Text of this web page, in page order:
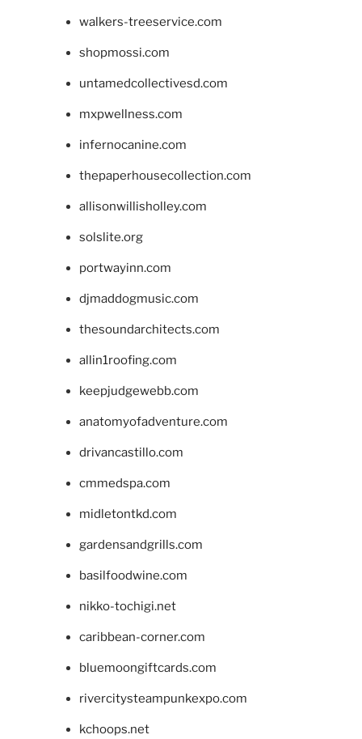
walkers-treeservice.com
shopmossi.com
untamedcollectivesd.com
mxpwellness.com
infernocanine.com
thepaperhousecollection.com
allisonwillisholley.com
solslite.org
portwayinn.com
djmaddogmusic.com
thesoundarchitects.com
allin1roofing.com
keepjudgewebb.com
anatomyofadventure.com
drivancastillo.com
cmmedspa.com
midletontkd.com
gardensandgrills.com
basilfoodwine.com
nikko-tochigi.net
caribbean-corner.com
bluemoongiftcards.com
rivercitysteampunkexpo.com
kchoops.net